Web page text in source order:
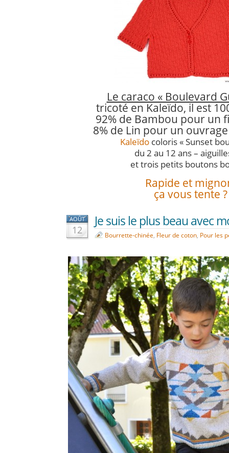
Le caraco « Boulevard
tricoté en Kaleïdo, il est
92% de Bambou pour un
8% de Lin pour un
Kaleïdocoloris « Sunset
du 2 au 12 ans –
et trois petits boutons
Rapide et
ça vous tente ?
AOÛT
12
Je suis le plus beau avec
Bourrette-chinée, Fleur de coton, Pour les